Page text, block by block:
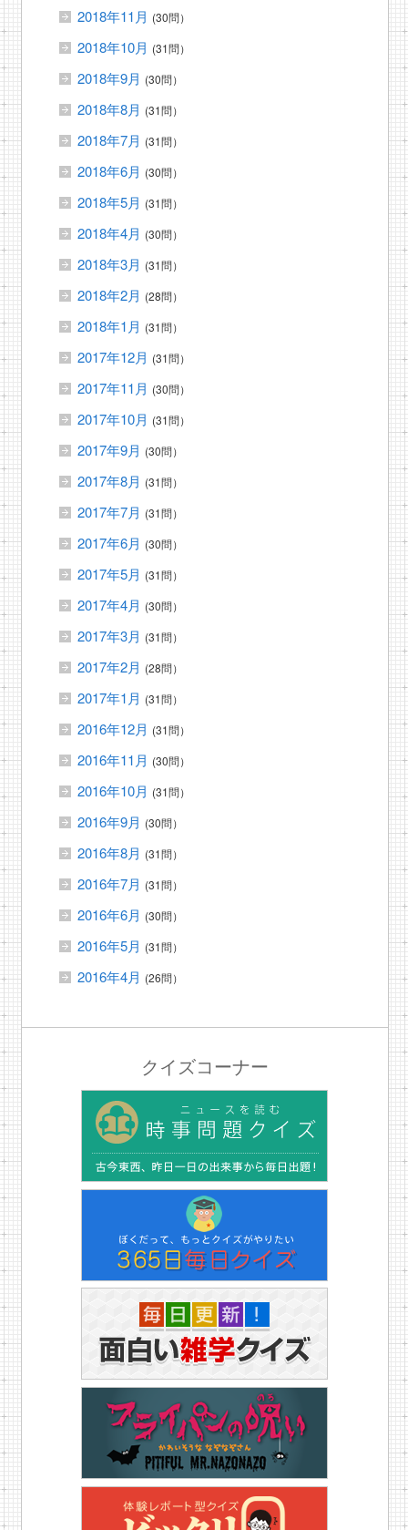
2018年11月 (30問）
2018年10月 (31問）
2018年9月 (30問）
2018年8月 (31問）
2018年7月 (31問）
2018年6月 (30問）
2018年5月 (31問）
2018年4月 (30問）
2018年3月 (31問）
2018年2月 (28問）
2018年1月 (31問）
2017年12月 (31問）
2017年11月 (30問）
2017年10月 (31問）
2017年9月 (30問）
2017年8月 (31問）
2017年7月 (31問）
2017年6月 (30問）
2017年5月 (31問）
2017年4月 (30問）
2017年3月 (31問）
2017年2月 (28問）
2017年1月 (31問）
2016年12月 (31問）
2016年11月 (30問）
2016年10月 (31問）
2016年9月 (30問）
2016年8月 (31問）
2016年7月 (31問）
2016年6月 (30問）
2016年5月 (31問）
2016年4月 (26問）
クイズコーナー